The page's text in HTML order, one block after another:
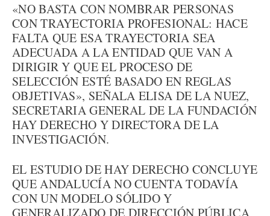
«NO BASTA CON NOMBRAR PERSONAS
CON TRAYECTORIA PROFESIONAL: HACE
FALTA QUE ESA TRAYECTORIA SEA
ADECUADA A LA ENTIDAD QUE VAN A
DIRIGIR Y QUE EL PROCESO DE
SELECCIÓN ESTÉ BASADO EN REGLAS
OBJETIVAS», SEÑALA ELISA DE LA NUEZ,
SECRETARIA GENERAL DE LA FUNDACIÓN
HAY DERECHO Y DIRECTORA DE LA
INVESTIGACIÓN.
EL ESTUDIO DE HAY DERECHO CONCLUYE
QUE ANDALUCÍA NO CUENTA TODAVÍA
CON UN MODELO SÓLIDO Y
GENERALIZADO DE DIRECCIÓN PÚBLICA